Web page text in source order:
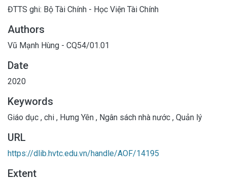
ĐTTS ghi: Bộ Tài Chính - Học Viện Tài Chính
Authors
Vũ Mạnh Hùng - CQ54/01.01
Date
2020
Keywords
Giáo dục , chi , Hưng Yên , Ngân sách nhà nước , Quản lý
URL
https://dlib.hvtc.edu.vn/handle/AOF/14195
Extent